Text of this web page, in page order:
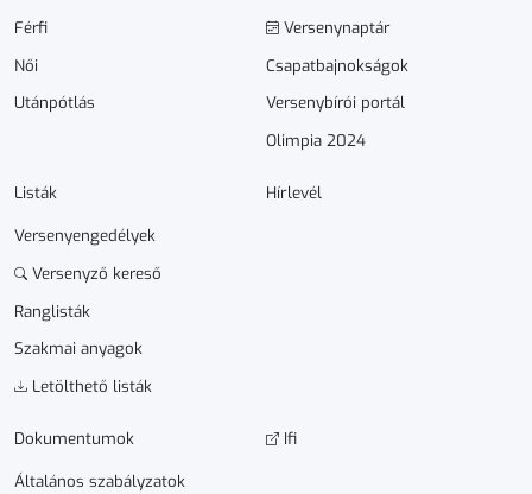
Férfi
Női
Utánpótlás
Versenynaptár
Csapatbajnokságok
Versenybírói portál
Olimpia 2024
Listák
Versenyengedélyek
Versenyző kereső
Ranglisták
Szakmai anyagok
Letölthető listák
Hírlevél
Dokumen­­tumok
Általános szabályzatok
Ifi